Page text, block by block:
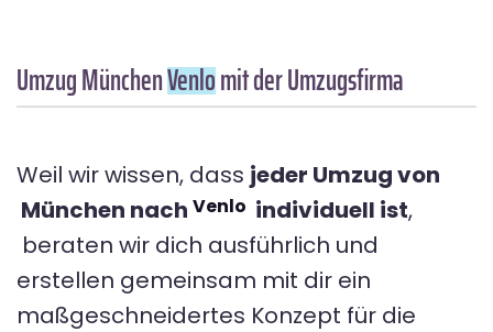
Umzug MünchenVenlomit der Umzugsfirma
Weil wir wissen, dass jeder Umzug von
München nach Venlo individuell ist,
beraten wir dich ausführlich und
erstellen gemeinsam mit dir ein
maßgeschneidertes Konzept für die